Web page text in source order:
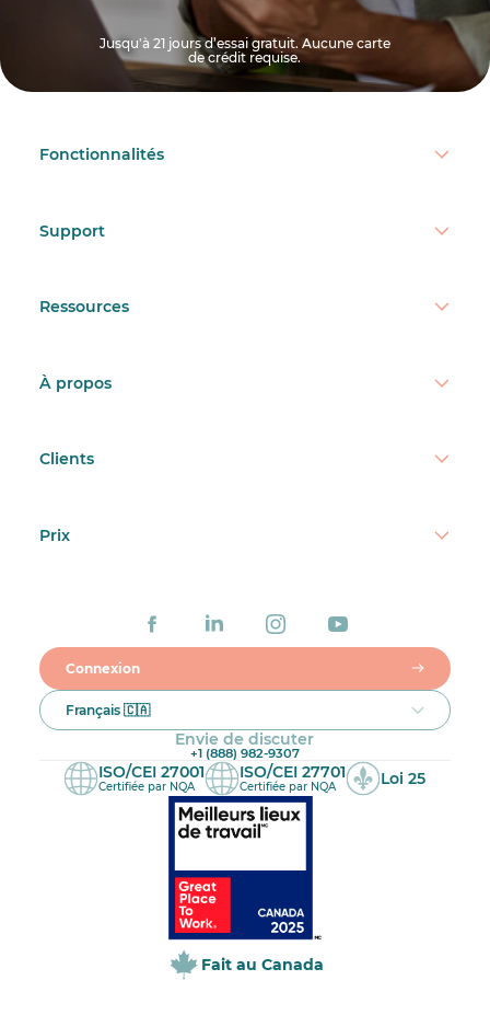
Jusqu'à 21 jours d’essai gratuit. Aucune carte
de crédit requise.
Fonctionnalités
Support
Ressources
À propos
Clients
Prix
Connexion
Français 🇨🇦
Envie de discuter
+1 (888) 982-9307
ISO/CEI 27001
Certifiée par NQA
ISO/CEI 27701
Certifiée par NQA Loi 25
Fait au Canada